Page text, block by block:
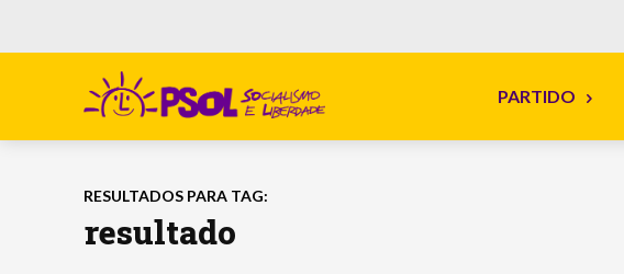
PARTIDO
RESULTADOS PARA TAG:
resultado